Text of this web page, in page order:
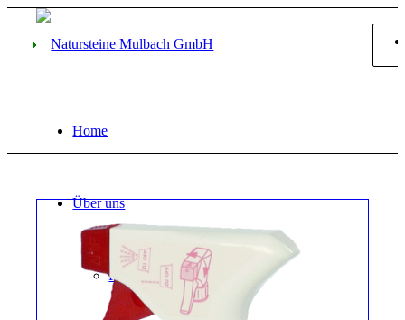
Home
Über uns
Firmengeschichte